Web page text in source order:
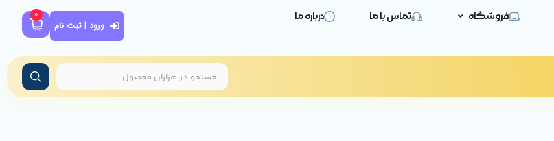
فروشگاه تماس با ما درباره ما
ورود | ثبت نام
0